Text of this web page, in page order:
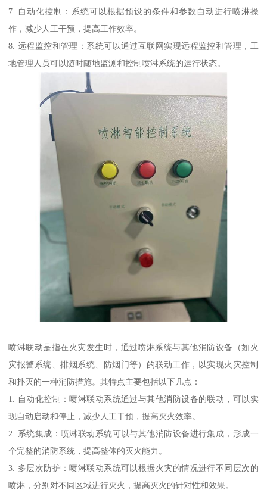
7. 自动化控制：系统可以根据预设的条件和参数自动进行喷淋操
作，减少人工干预，提高工作效率。
8. 远程监控和管理：系统可以通过互联网实现远程监控和管理，工
地管理人员可以随时随地监测和控制喷淋系统的运行状态。
喷淋联动是指在火灾发生时，通过喷淋系统与其他消防设备（如火
灾报警系统、排烟系统、防烟门等）的联动工作，以实现火灾控制
和扑灭的一种消防措施。其特点主要包括以下几点：
1. 自动化控制：喷淋联动系统通过与其他消防设备的联动，可以实
现自动启动和停止，减少人工干预，提高灭火效率。
2. 系统集成：喷淋联动系统可以与其他消防设备进行集成，形成一
个完整的消防系统，提高整体的灭火能力。
3. 多层次防护：喷淋联动系统可以根据火灾的情况进行不同层次的
喷淋，分别对不同区域进行灭火，提高灭火的针对性和效果。